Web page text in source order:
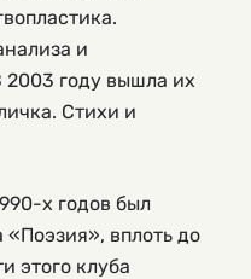
и
2003 году вышла их
Стихи и
х годов был
«Поэзия», вплоть до
этого клуба